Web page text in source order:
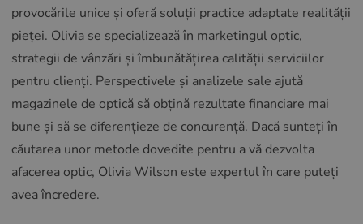
provocările unice și oferă soluții practice adaptate realității
pieței. Olivia se specializează în marketingul optic,
strategii de vânzări și îmbunătățirea calității serviciilor
pentru clienți. Perspectivele și analizele sale ajută
magazinele de optică să obțină rezultate financiare mai
bune și să se diferențieze de concurență. Dacă sunteți în
căutarea unor metode dovedite pentru a vă dezvolta
afacerea optic, Olivia Wilson este expertul în care puteți
avea încredere.